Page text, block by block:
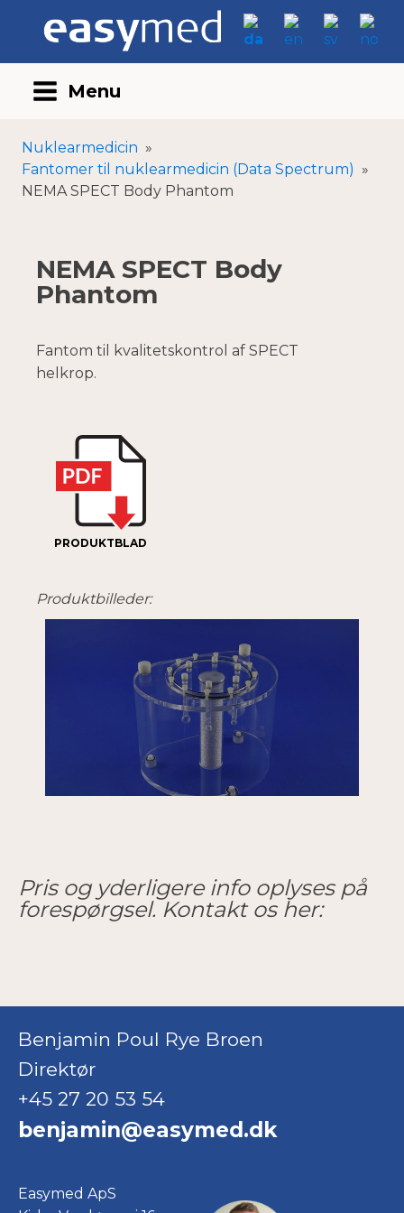
Menu
Nuklearmedicin »
Fantomer til nuklearmedicin (Data Spectrum) »
NEMA SPECT Body Phantom
NEMA SPECT Body
Phantom
Fantom til kvalitetskontrol af SPECT
helkrop.
PRODUKTBLAD
Produktbilleder:
Pris og yderligere info oplyses på
forespørgsel. Kontakt os her:
Benjamin Poul Rye Broen
Direktør
+45 27 20 53 54
benjamin@easymed.dk
Easymed ApS